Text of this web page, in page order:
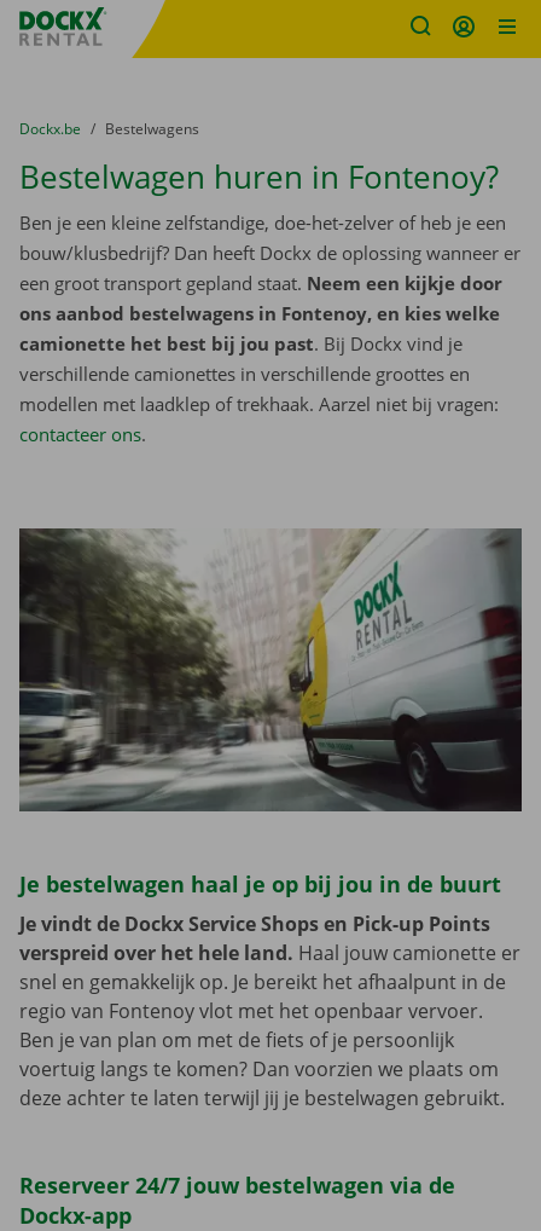
Fratello DEMO
U bevindt zich hier:
van
Dockx.be naar
Bestelwagens
Bestelwagen huren in Fontenoy?
Ben je een kleine zelfstandige, doe-het-zelver of heb je een
bouw/klusbedrijf? Dan heeft Dockx de oplossing wanneer er
een groot transport gepland staat. Neem een kijkje door
ons aanbod bestelwagens in Fontenoy, en kies welke
camionette het best bij jou past. Bij Dockx vind je
verschillende camionettes in verschillende groottes en
modellen met laadklep of trekhaak. Aarzel niet bij vragen:
contacteer ons.
Je bestelwagen haal je op bij jou in de buurt
Je vindt de Dockx Service Shops en Pick-up Points
verspreid over het hele land. Haal jouw camionette er
snel en gemakkelijk op. Je bereikt het afhaalpunt in de
regio van Fontenoy vlot met het openbaar vervoer.
Ben je van plan om met de fiets of je persoonlijk
voertuig langs te komen? Dan voorzien we plaats om
deze achter te laten terwijl jij je bestelwagen gebruikt.
Reserveer 24/7 jouw bestelwagen via de
Dockx-app